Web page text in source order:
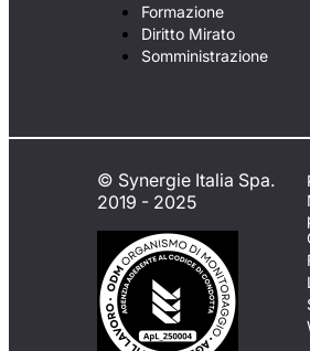
Formazione
Diritto Mirato
Somministrazione
© Synergie Italia Spa.
2019 - 2025